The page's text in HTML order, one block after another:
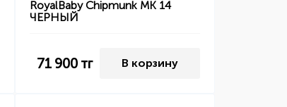
RoyalBaby Chipmunk MK 14
ЧЕРНЫЙ
71 900 тг В корзину